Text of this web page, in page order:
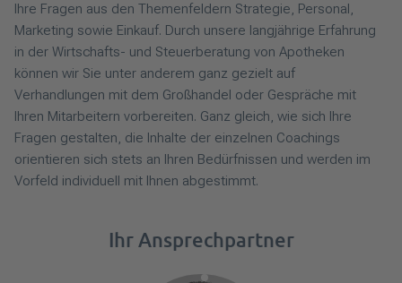
Ihre Fragen aus den Themenfeldern Strategie, Personal,
Marketing sowie Einkauf. Durch unsere langjährige Erfahrung
in der Wirtschafts- und Steuerberatung von Apotheken
können wir Sie unter anderem ganz gezielt auf
Verhandlungen mit dem Großhandel oder Gespräche mit
Ihren Mitarbeitern vorbereiten. Ganz gleich, wie sich Ihre
Fragen gestalten, die Inhalte der einzelnen Coachings
orientieren sich stets an Ihren Bedürfnissen und werden im
Vorfeld individuell mit Ihnen abgestimmt.
Ihr Ansprechpartner